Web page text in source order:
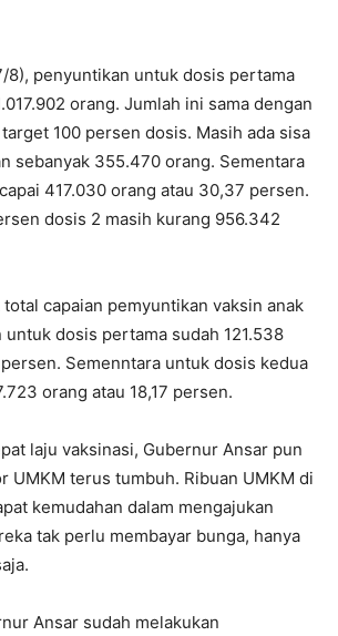
8), penyuntikan untuk dosis pertama
orang. Jumlah ini sama dengan
100 persen dosis. Masih ada sisa
sebanyak 355.470 orang. Sementara
417.030 orang atau 30,37 persen.
dosis 2 masih kurang 956.342
capaian pemyuntikan vaksin anak
untuk dosis pertama sudah 121.538
Semenntara untuk dosis kedua
orang atau 18,17 persen.
laju vaksinasi, Gubernur Ansar pun
UMKM terus tumbuh. Ribuan UMKM di
kemudahan dalam mengajukan
tak perlu membayar bunga, hanya
Ansar sudah melakukan